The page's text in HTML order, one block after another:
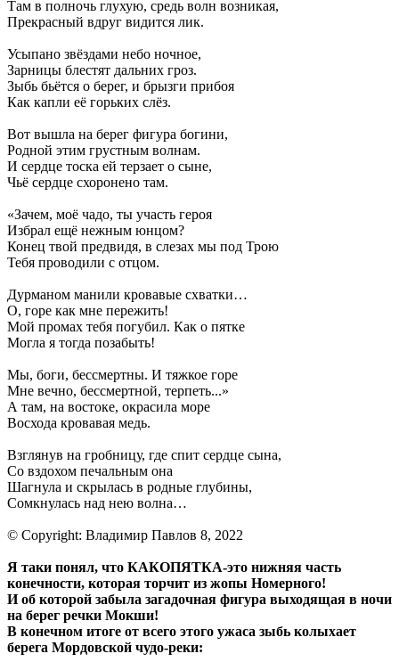
Там в полночь глухую, средь волн возникая,
Прекрасный вдруг видится лик.
Усыпано звёздами небо ночное,
Зарницы блестят дальних гроз.
Зыбь бьётся о берег, и брызги прибоя
Как капли её горьких слёз.
Вот вышла на берег фигура богини,
Родной этим грустным волнам.
И сердце тоска ей терзает о сыне,
Чьё сердце схоронено там.
«Зачем, моё чадо, ты участь героя
Избрал ещё нежным юнцом?
Конец твой предвидя, в слезах мы под Трою
Тебя проводили с отцом.
Дурманом манили кровавые схватки…
О, горе как мне пережить!
Мой промах тебя погубил. Как о пятке
Могла я тогда позабыть!
Мы, боги, бессмертны. И тяжкое горе
Мне вечно, бессмертной, терпеть...»
А там, на востоке, окрасила море
Восхода кровавая медь.
Взглянув на гробницу, где спит сердце сына,
Со вздохом печальным она
Шагнула и скрылась в родные глубины,
Сомкнулась над нею волна…
© Copyright: Владимир Павлов 8, 2022
Я таки понял, что КАКОПЯТКА-это нижняя часть
конечности, которая торчит из жопы Номерного!
И об которой забыла загадочная фигура выходящая в ночи
на берег речки Мокши!
В конечном итоге от всего этого ужаса зыбь колыхает
берега Мордовской чудо-реки: